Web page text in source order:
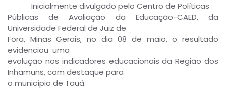
Inicialmente divulgado pelo Centro de Políticas
Públicas de Avaliação da Educação-CAED, da
Universidade Federal de Juiz de
Fora, Minas Gerais, no dia 08 de maio, o resultado
evidenciou uma
evolução nos indicadores educacionais da Região dos
Inhamuns, com destaque para
o município de Tauá.